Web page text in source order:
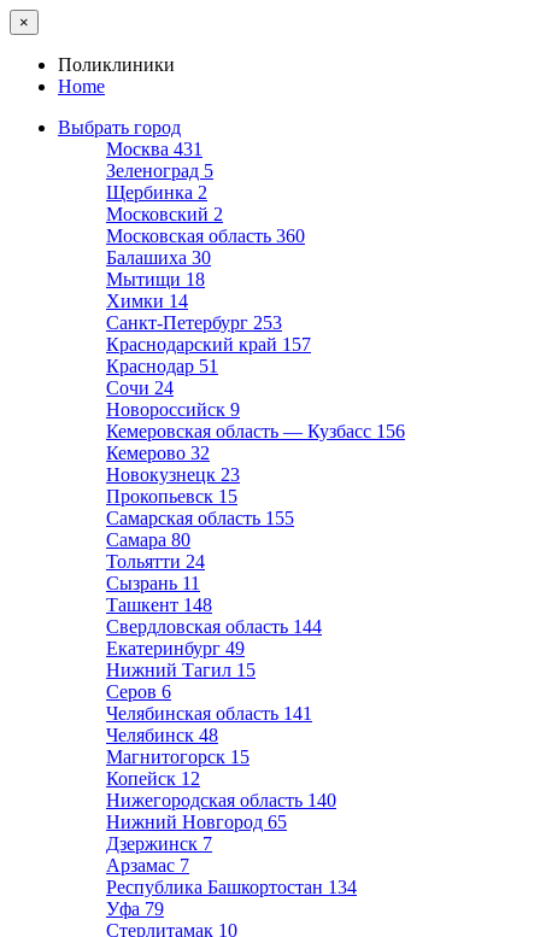
×
Поликлиники
Home
Выбрать город
Москва 431
Зеленоград 5
Щербинка 2
Московский 2
Московская область 360
Балашиха 30
Мытищи 18
Химки 14
Санкт-Петербург 253
Краснодарский край 157
Краснодар 51
Сочи 24
Новороссийск 9
Кемеровская область — Кузбасс 156
Кемерово 32
Новокузнецк 23
Прокопьевск 15
Самарская область 155
Самара 80
Тольятти 24
Сызрань 11
Ташкент 148
Свердловская область 144
Екатеринбург 49
Нижний Тагил 15
Серов 6
Челябинская область 141
Челябинск 48
Магнитогорск 15
Копейск 12
Нижегородская область 140
Нижний Новгород 65
Дзержинск 7
Арзамас 7
Республика Башкортостан 134
Уфа 79
Стерлитамак 10